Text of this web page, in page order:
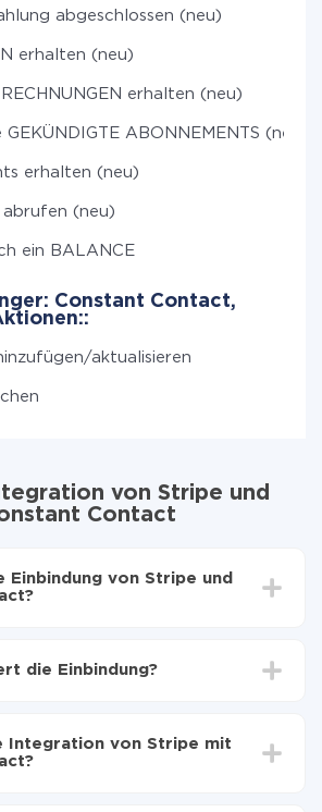
abgeschlossen (neu)
erhalten (neu)
erhalten (neu)
GEKÜNDIGTE ABONNEMENTS (neu)
erhalten (neu)
abrufen (neu)
ein BALANCE
Constant Contact,
aktualisieren
von Stripe und
Contact
von Stripe und
übertragen
die Einbindung?
es 10-15 Minuten.
Integration von Stripe mit